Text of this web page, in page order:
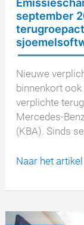
september
Nieuwe
binnenkort ook
verplichte
Mercedes-
(KBA). Sinds
stuurt
september
Naar het artikel